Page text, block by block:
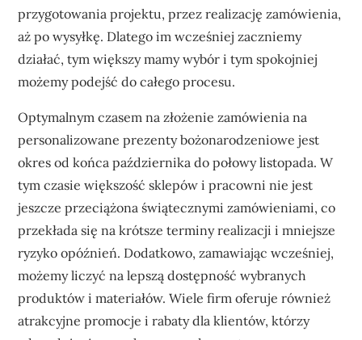
przygotowania projektu, przez realizację zamówienia,
aż po wysyłkę. Dlatego im wcześniej zaczniemy
działać, tym większy mamy wybór i tym spokojniej
możemy podejść do całego procesu.
Optymalnym czasem na złożenie zamówienia na
personalizowane prezenty bożonarodzeniowe jest
okres od końca października do połowy listopada. W
tym czasie większość sklepów i pracowni nie jest
jeszcze przeciążona świątecznymi zamówieniami, co
przekłada się na krótsze terminy realizacji i mniejsze
ryzyko opóźnień. Dodatkowo, zamawiając wcześniej,
możemy liczyć na lepszą dostępność wybranych
produktów i materiałów. Wiele firm oferuje również
atrakcyjne promocje i rabaty dla klientów, którzy